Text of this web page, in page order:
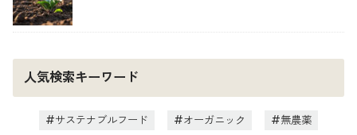
人気検索キーワード
サステナブルフード オーガニック 無農薬